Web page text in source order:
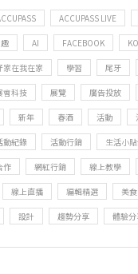
ACCUPASS LIVE
AI FACEBOOK
家在我在家 學習 尾牙
會科技 展覽 廣告投放
新年 春酒 活動
動紀錄 活動行銷 生活小
作 網紅行銷 線上教學
線上直播 編輯精選 美食
設計 趨勢分享 體驗